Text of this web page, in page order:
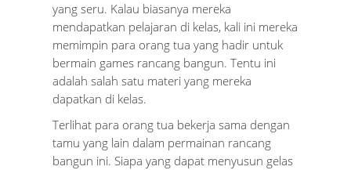
yang seru. Kalau biasanya mereka
mendapatkan pelajaran di kelas, kali ini mereka
memimpin para orang tua yang hadir untuk
bermain games rancang bangun. Tentu ini
adalah salah satu materi yang mereka
dapatkan di kelas.
Terlihat para orang tua bekerja sama dengan
tamu yang lain dalam permainan rancang
bangun ini. Siapa yang dapat menyusun gelas